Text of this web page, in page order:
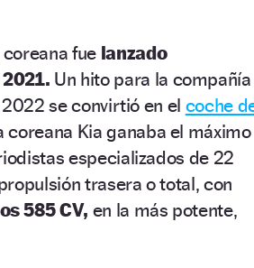
fue lanzado
Un hito para la compañía
se convirtió en el coche
Kia ganaba el máximo
especializados de 22
trasera o total, con
585 CV, en la más potente,